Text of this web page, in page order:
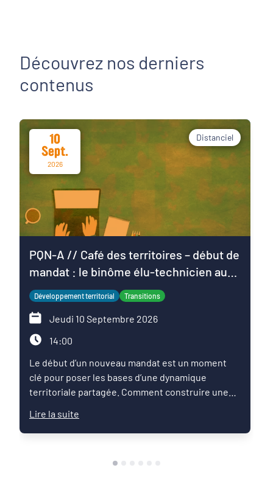
Découvrez nos derniers
contenus
10
Sept.
2026
Distanciel
PQN-A // Café des territoires – début de
mandat : le binôme élu-technicien au
service du projet de territoire
Développement territorial Transitions
Jeudi 10 Septembre 2026
14:00
Le début d’un nouveau mandat est un moment
clé pour poser les bases d’une dynamique
territoriale partagée. Comment construire une
Comment articuler les ambitions politiques,
l’expertise des services et les enjeux du territoire
?Ce Café des territoires propose un temps
Lire la suite